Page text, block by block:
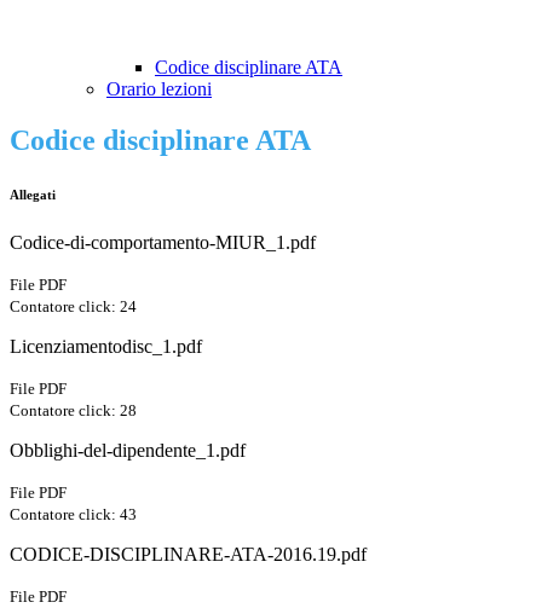
Codice disciplinare ATA
Orario lezioni
Codice disciplinare ATA
Allegati
Codice-di-comportamento-MIUR_1.pdf
File PDF
Contatore click: 24
Licenziamentodisc_1.pdf
File PDF
Contatore click: 28
Obblighi-del-dipendente_1.pdf
File PDF
Contatore click: 43
CODICE-DISCIPLINARE-ATA-2016.19.pdf
File PDF